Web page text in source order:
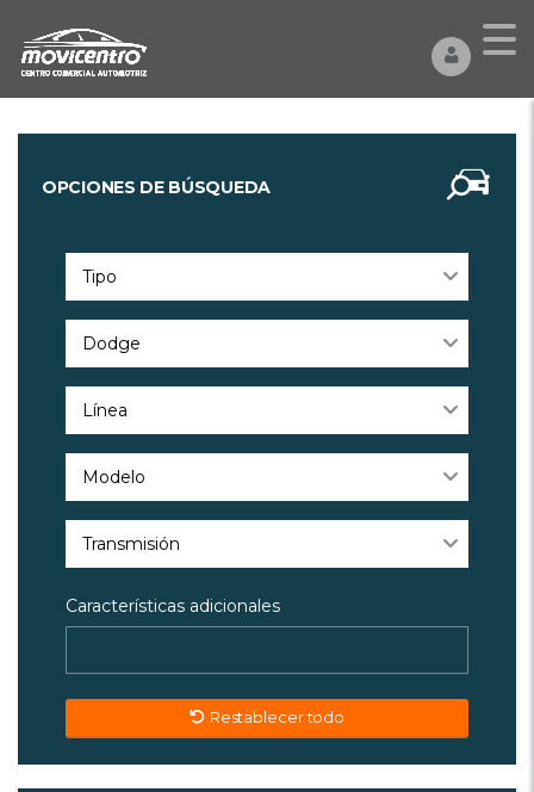
OPCIONES DE BÚSQUEDA
Tipo
Dodge
Línea
Modelo
Transmisión
Características adicionales
Restablecer todo